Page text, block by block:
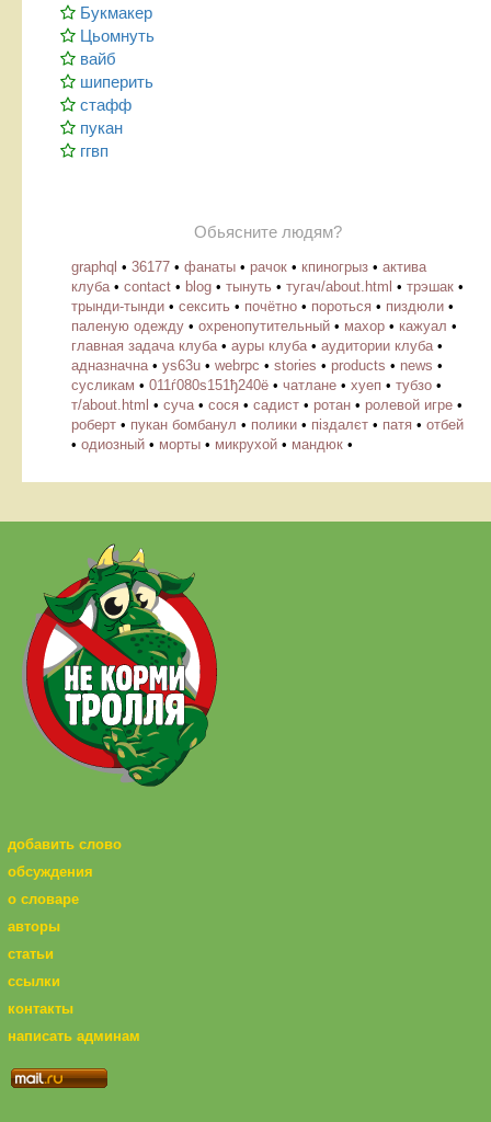
Букмакер
Цьомнуть
вайб
шиперить
стафф
пукан
ггвп
Обьясните людям?
graphql • 36177 • фанаты • рачок • кпиногрыз • актива
клуба • contact • blog • тынуть • тугач/about.html • трэшак •
трынди-тынди • сексить • почётно • пороться • пиздюли •
паленую одежду • охренопутительный • махор • кажуал •
главная задача клуба • ауры клуба • аудитории клуба •
адназначна • ys63u • webrpc • stories • products • news •
cусликам • 011ѓ080ѕ151ђ240ё • чатлане • хуеп • тубзо •
т/about.html • суча • сося • садист • ротан • ролевой игре •
роберт • пукан бомбанул • полики • піздалєт • патя • отбей
• одиозный • морты • микрухой • мандюк •
добавить слово
обсуждения
о словаре
авторы
статьи
ссылки
контакты
написать админам